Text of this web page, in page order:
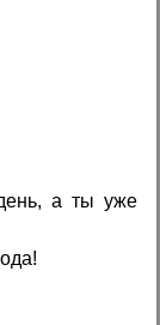
а ты уже